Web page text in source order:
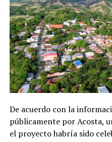
De acuerdo con la
públicamente por Acosta,
el proyecto habría sido